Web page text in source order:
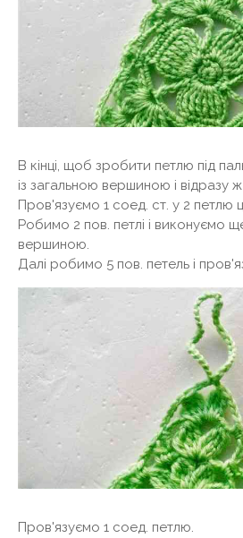
В кінці, щоб зробити петлю під
із загальною вершиною і відразу ж
Пров'язуємо 1 соед. ст. у 2 петлю
Робимо 2 пов. петлі і виконуємо
вершиною.
Далі робимо 5 пов. петель і
Пров'язуємо 1 соед. петлю.